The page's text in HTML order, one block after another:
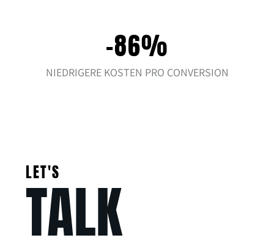
-86%
NIEDRIGERE KOSTEN PRO CONVERSION
LET'S
TALK